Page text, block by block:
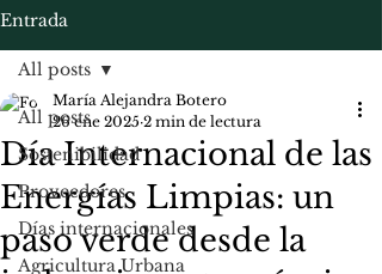
Entrada
All posts
Sostenibilidad
Proveedores
Días internacionales
Agricultura Urbana
All posts
Día Internacional de las
Energías Limpias: un
paso verde desde la
María Alejandra Botero
26 ene 2025 2 min de lectura